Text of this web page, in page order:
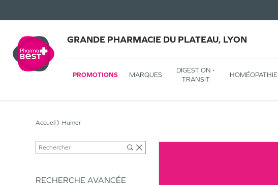
GRANDE PHARMACIE DU PLATEAU, LYON
PROMOTIONS MARQUES
DIGESTION -
TRANSIT
HOMÉOPATHIE
Accueil Humer
RECHERCHE AVANCÉE